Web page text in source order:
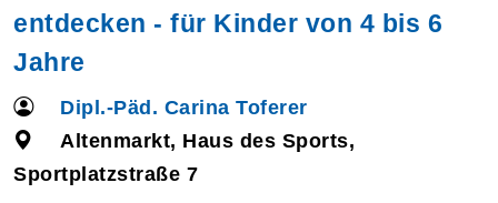
entdecken - für Kinder von 4 bis 6
Jahre
Dipl.-Päd. Carina Toferer
Altenmarkt, Haus des Sports,
Sportplatzstraße 7